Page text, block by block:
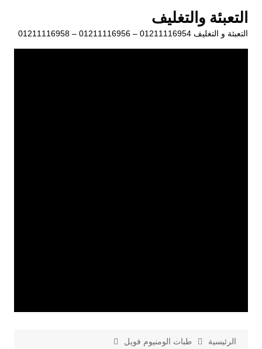
المحتوى
التعبئة والتغليف
التعبئة و التغليف 01211116954 – 01211116956 – 01211116958
الرئيسية
طبات الومنيوم فويل